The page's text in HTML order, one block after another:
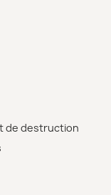
de destruction